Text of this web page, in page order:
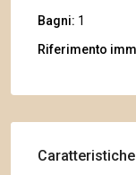
Bagni: 1
Riferimento
Caratteristiche